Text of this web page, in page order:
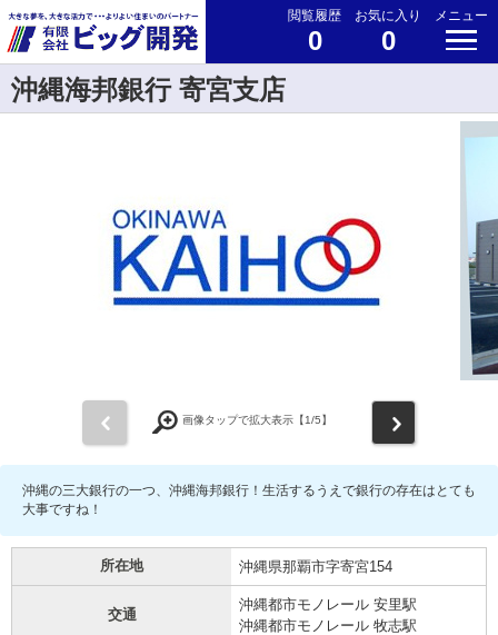
閲覧履歴
0
お気に入り
0
メニュー
沖縄海邦銀行 寄宮支店
画像タップで拡大表示【1/5】
沖縄の三大銀行の一つ、沖縄海邦銀行！生活するうえで銀行の存在はとても
大事ですね！
所在地 沖縄県那覇市字寄宮154
交通
沖縄都市モノレール 安里駅
沖縄都市モノレール 牧志駅